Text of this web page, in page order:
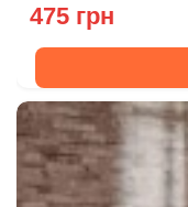
475 грн